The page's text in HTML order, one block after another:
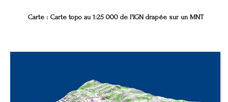
Carte : Carte topo au 1:25 000 de l'IGN drapée sur un MNT